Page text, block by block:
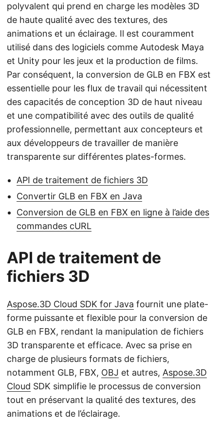
polyvalent qui prend en charge les modèles 3D
de haute qualité avec des textures, des
animations et un éclairage. Il est couramment
utilisé dans des logiciels comme Autodesk Maya
et Unity pour les jeux et la production de films.
Par conséquent, la conversion de GLB en FBX est
essentielle pour les flux de travail qui nécessitent
des capacités de conception 3D de haut niveau
et une compatibilité avec des outils de qualité
professionnelle, permettant aux concepteurs et
aux développeurs de travailler de manière
transparente sur différentes plates-formes.
API de traitement de fichiers 3D
Convertir GLB en FBX en Java
Conversion de GLB en FBX en ligne à l’aide des
commandes cURL
API de traitement de
fichiers 3D
Aspose.3D Cloud SDK for Java fournit une plate-
forme puissante et flexible pour la conversion de
GLB en FBX, rendant la manipulation de fichiers
3D transparente et efficace. Avec sa prise en
charge de plusieurs formats de fichiers,
notamment GLB, FBX, OBJ et autres, Aspose.3D
Cloud SDK simplifie le processus de conversion
tout en préservant la qualité des textures, des
animations et de l’éclairage.